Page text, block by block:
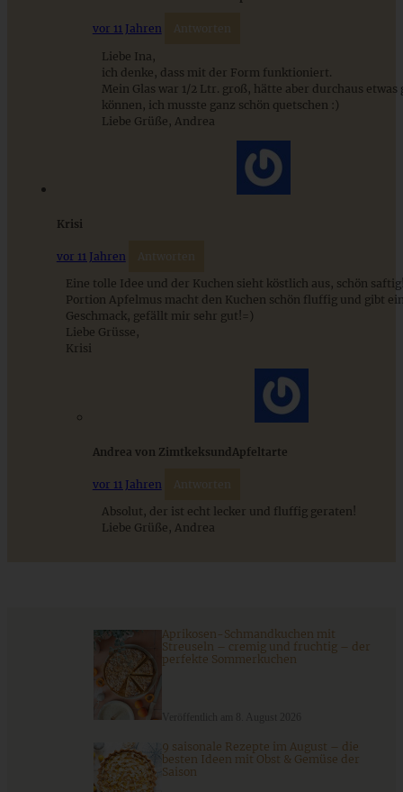
Sommerlicher Quinoa-Salat mit Zitronendressing (vegan)
ZUM BEITRAG
Saftiger Orangen-Mohn-Kuchen vegan
Stracciatella-Quarkcreme mit Kirschgrütze - einfaches
Dessert im Glas
vor 11 Jahren Antworten
Liebe Ina,
ich denke, dass mit der Form funktioniert.
Mein Glas war 1/2 Ltr. groß, hätte aber durchaus etwas
können, ich musste ganz schön quetschen :)
Liebe Grüße, Andrea
Krisi
vor 11 Jahren Antworten
Eine tolle Idee und der Kuchen sieht köstlich aus, schön
Portion Apfelmus macht den Kuchen schön fluffig und gibt
Geschmack, gefällt mir sehr gut!=)
Liebe Grüsse,
Krisi
Andrea von ZimtkeksundApfeltarte
vor 11 Jahren Antworten
Absolut, der ist echt lecker und fluffig geraten!
Liebe Grüße, Andrea
Aprikosen-Schmandkuchen mit
Streuseln – cremig und fruchtig – der
perfekte Sommerkuchen
Veröffentlich am 8. August 2026
9 saisonale Rezepte im August – die
besten Ideen mit Obst & Gemüse der
Saison